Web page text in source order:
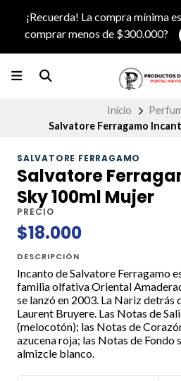
¡Recuerda! La compra mínima
comprar menos de $300.000?
Inicio
Salvatore Ferragamo
SALVATORE FERRAGAMO
Salvatore
Sky 100ml Mujer
PRECIO
$18.000
DESCRIPCIÓN
Incanto de Salvatore Ferragamo
familia olfativa Oriental
se lanzó en 2003. La Nariz detrás
Laurent Bruyere. Las Notas de
(melocotón); las Notas de
azucena roja; las Notas de Fondo
almizcle blanco.